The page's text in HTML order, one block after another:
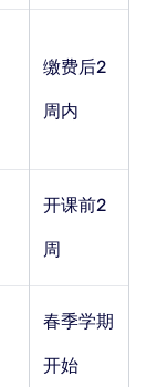
缴费后2
周内
开课前2
周
春季学期
开始